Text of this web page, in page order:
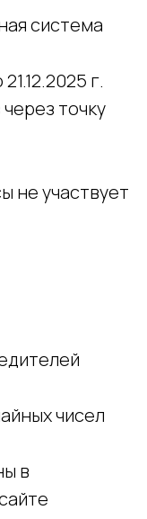
система
г.
точку
не участвует
чисел
в